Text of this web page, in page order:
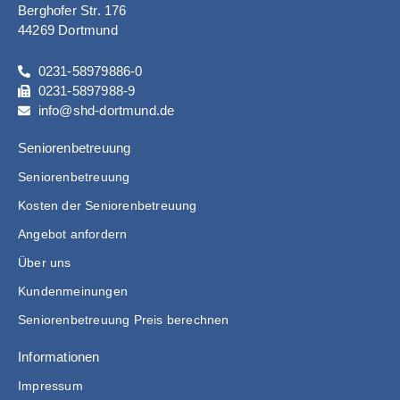
Berghofer Str. 176
44269 Dortmund
0231-58979886-0
0231-5897988-9
info@shd-dortmund.de
Seniorenbetreuung
Seniorenbetreuung
Kosten der Seniorenbetreuung
Angebot anfordern
Über uns
Kundenmeinungen
Seniorenbetreuung Preis berechnen
Informationen
Impressum